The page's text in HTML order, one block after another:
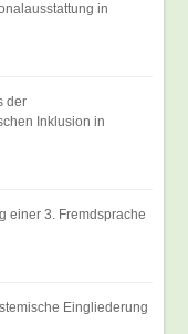
in
der
Inklusion in
einer 3. Fremdsprache
Eingliederung